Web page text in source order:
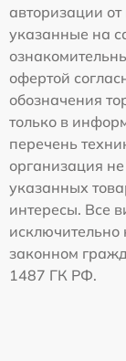
авторизации
указанные на
офертой
обозначения
только в
перечень
организация
указанных
интересы. Все
исключительно
законном
1487 ГК РФ.